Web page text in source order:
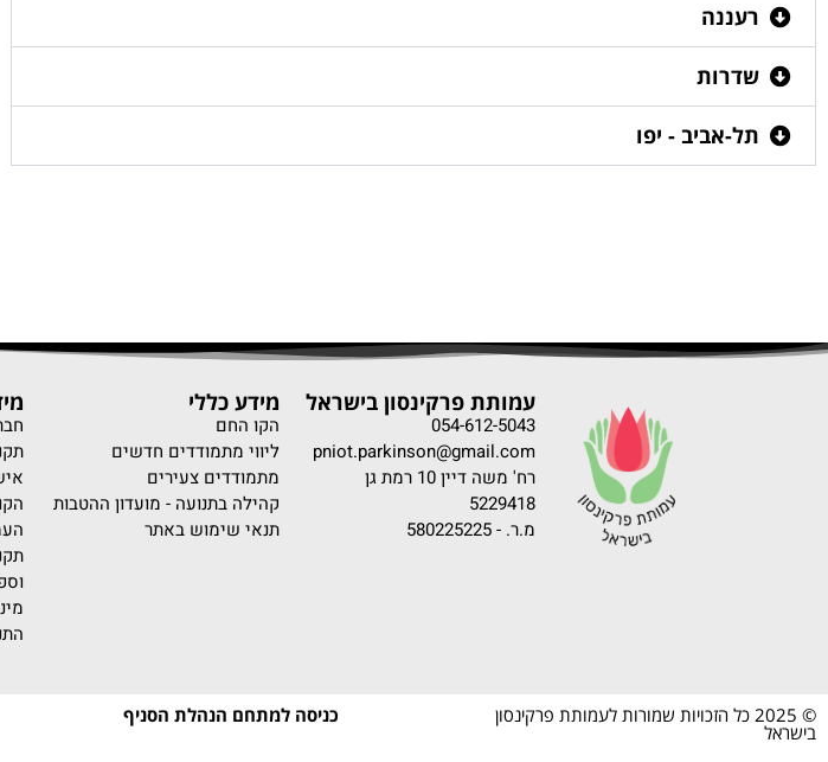
רעננה
שדרות
תל-אביב - יפו
עמותת פרקינסון בישראל
054-612-5043
pniot.parkinson@gmail.com
רח' משה דיין 10 רמת גן
5229418
מ.ר. - 580225225
מידע כללי
הקו החם
ליווי מתמודדים חדשים
מתמודדים צעירים
קהילה בתנועה - מועדון ההטבות
תנאי שימוש באתר
© 2025 כל הזכויות שמורות לעמותת פרקינסון
בישראל
כניסה למתחם הנהלת הסניף